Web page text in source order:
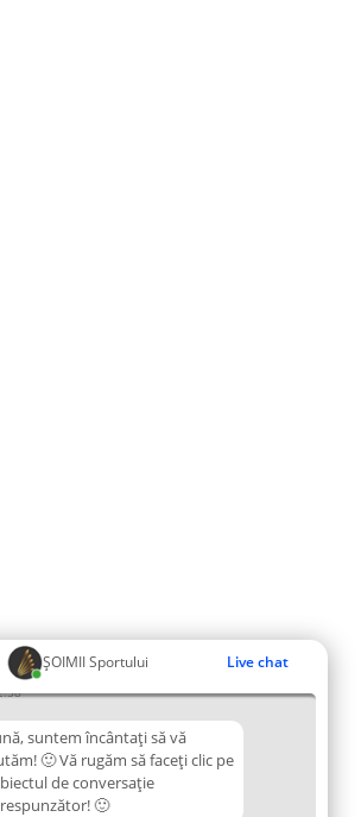
ȘOIMII Sportului Live chat
suntem încântați să vă
🙂 Vă rugăm să faceți clic pe
de conversație
🙂